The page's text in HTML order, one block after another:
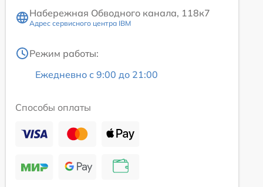
Набережная Обводного канала, 118к7
Адрес сервисного центра IBM
Режим работы:
Ежедневно с 9:00 до 21:00
Способы оплаты